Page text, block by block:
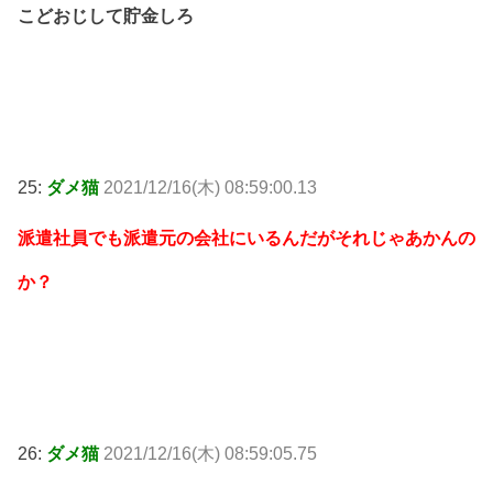
こどおじして貯金しろ
25: ダメ猫 2021/12/16(木) 08:59:00.13
派遣社員でも派遣元の会社にいるんだがそれじゃあかんの
か？
26: ダメ猫 2021/12/16(木) 08:59:05.75